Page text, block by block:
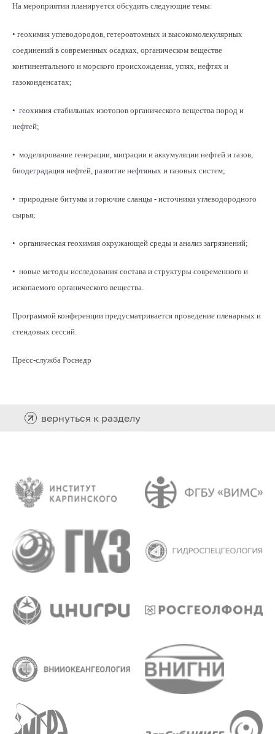
На мероприятии планируется обсудить следующие темы:
• геохимия углеводородов, гетероатомных и высокомолекулярных
соединений в современных осадках, органическом веществе
континентального и морского происхождения, углях, нефтях и
газоконденсатах;
• геохимия стабильных изотопов органического вещества пород и
нефтей;
• моделирование генерации, миграции и аккумуляции нефтей и газов,
биодеградация нефтей, развитие нефтяных и газовых систем;
• природные битумы и горючие сланцы - источники углеводородного
сырья;
• органическая геохимия окружающей среды и анализ загрязнений;
• новые методы исследования состава и структуры современного и
ископаемого органического вещества.
Программой конференции предусматривается проведение пленарных и
стендовых сессий.
Пресс-служба Роснедр
вернуться к разделу